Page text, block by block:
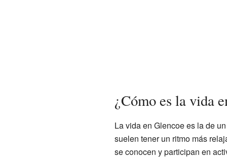
¿Cómo es la vida
La vida en Glencoe es la de
suelen tener un ritmo más
se conocen y participan en